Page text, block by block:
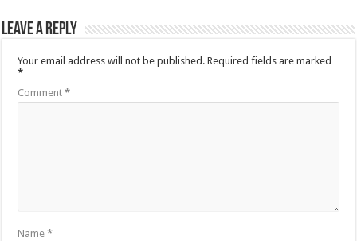
Leave a Reply
Your email address will not be published. Required fields are marked
*
Comment*
Name*